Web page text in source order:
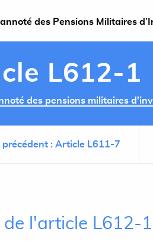
des Pensions Militaires
L612-1
des pensions militaires
: Article L611-7
de l'article L612-1